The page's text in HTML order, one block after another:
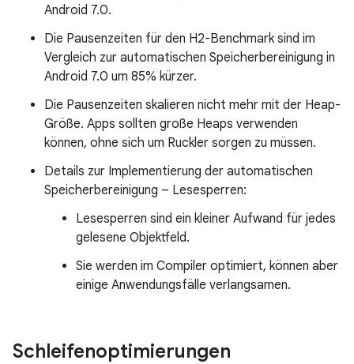
Android 7.0.
Die Pausenzeiten für den H2-Benchmark sind im
Vergleich zur automatischen Speicherbereinigung in
Android 7.0 um 85% kürzer.
Die Pausenzeiten skalieren nicht mehr mit der Heap-
Größe. Apps sollten große Heaps verwenden
können, ohne sich um Ruckler sorgen zu müssen.
Details zur Implementierung der automatischen
Speicherbereinigung – Lesesperren:
Lesesperren sind ein kleiner Aufwand für jedes
gelesene Objektfeld.
Sie werden im Compiler optimiert, können aber
einige Anwendungsfälle verlangsamen.
Schleifenoptimierungen